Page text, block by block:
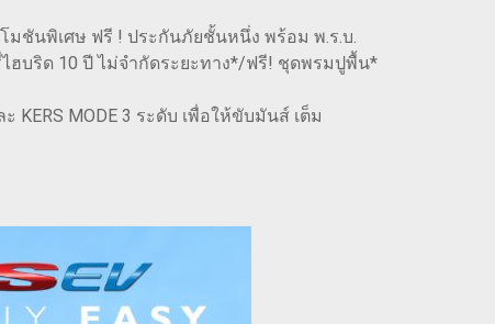
โมชันพิเศษ ฟรี ! ประกันภัยชั้นหนึ่ง พร้อม พ.ร.บ.
ฮบริด 10 ปี ไม่จำกัดระยะทาง*/ฟรี! ชุดพรมปูพื้น*
KERS MODE 3 ระดับ เพื่อให้ขับมันส์ เต็ม